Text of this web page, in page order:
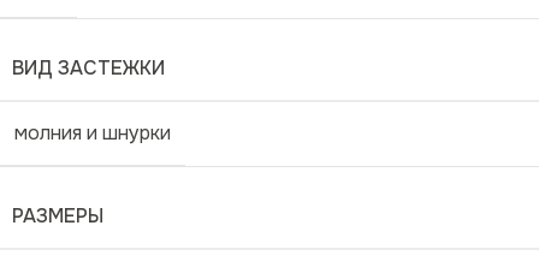
ВИД ЗАСТЕЖКИ
молния и шнурки
РАЗМЕРЫ